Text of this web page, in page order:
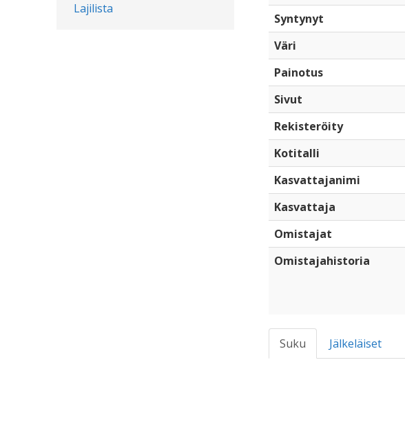
Lajilista
Syntynyt
Väri
Painotus
Sivut
Rekisteröity
Kotitalli
Kasvattajanimi
Kasvattaja
Omistajat
Omistajahistoria
Suku Jälkeläiset